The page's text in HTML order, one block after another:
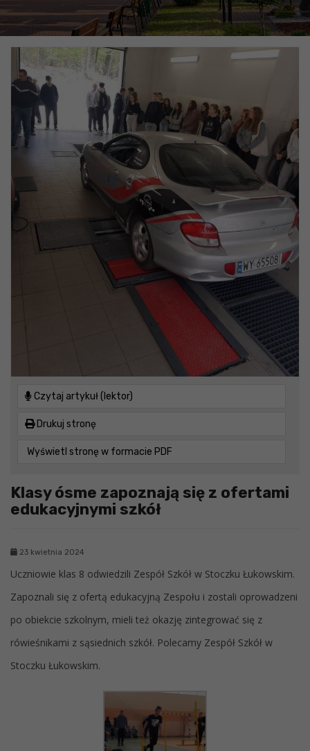
Czytaj artykuł (lektor)
Drukuj stronę
Wyświetl stronę w formacie PDF
Klasy ósme zapoznają się z ofertami
edukacyjnymi szkół
23 kwietnia 2024
Uczniowie klas 8 odwiedzili Zespół Szkół w Stoczku Łukowskim.
Zapoznali się z ofertą edukacyjną Zespołu i zostali oprowadzeni
po obiekcie szkolnym, mieli też okazję zintegrować się z
rówieśnikami z sąsiednich szkół. Polecamy Zespół Szkół w
Stoczku Łukowskim.